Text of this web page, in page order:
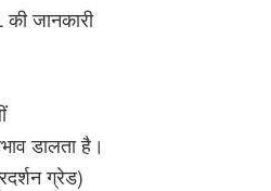
जानकारी
डालता है।
ग्रेड)